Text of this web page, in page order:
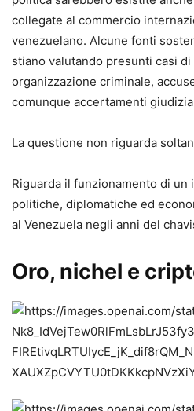
collegate al commercio
venezuelano. Alcune fonti
stiano valutando presunti casi
organizzazione criminale,
comunque accertamenti
La questione non riguarda
Riguarda il funzionamento di
politiche, diplomatiche ed
al Venezuela negli anni del
Oro, nichel e